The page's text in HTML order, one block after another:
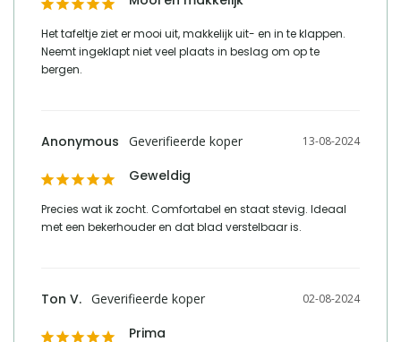
Het tafeltje ziet er mooi uit, makkelijk uit- en in te klappen.
Neemt ingeklapt niet veel plaats in beslag om op te
bergen.
13-08-2024
Anonymous
Geweldig
Precies wat ik zocht. Comfortabel en staat stevig. Ideaal
met een bekerhouder en dat blad verstelbaar is.
02-08-2024
Ton V.
Prima